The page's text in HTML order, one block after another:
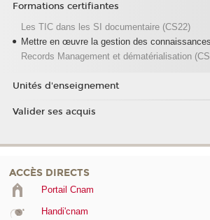
Formations certifiantes
Les TIC dans les SI documentaire (CS22)
Mettre en œuvre la gestion des
Records Management et dématérialisation
Unités d'enseignement
Valider ses acquis
ACCÈS DIRECTS
Portail Cnam
Handi'cnam